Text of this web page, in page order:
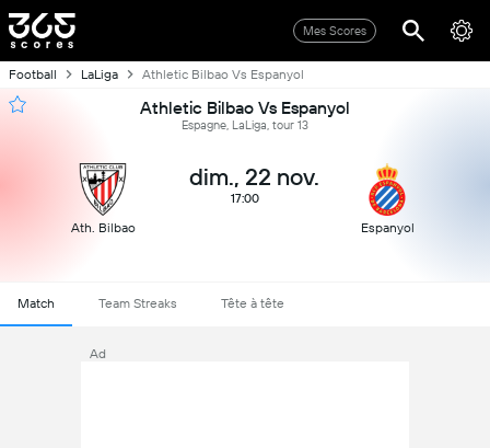
Mes Scores
Football LaLiga Athletic Bilbao Vs Espanyol
Athletic Bilbao Vs Espanyol
Espagne, LaLiga, tour 13
Ath. Bilbao
dim., 22 nov.
17:00
Espanyol
Match Team Streaks Tête à tête
Ad